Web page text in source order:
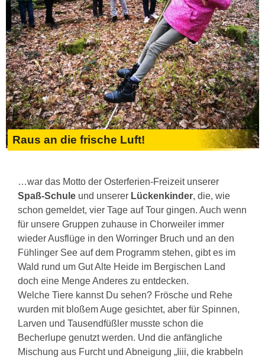
Raus an die frische Luft!
…war das Motto der Osterferien-Freizeit unserer
Spaß-Schule und unserer Lückenkinder, die, wie
schon gemeldet, vier Tage auf Tour gingen. Auch wenn
für unsere Gruppen zuhause in Chorweiler immer
wieder Ausflüge in den Worringer Bruch und an den
Fühlinger See auf dem Programm stehen, gibt es im
Wald rund um Gut Alte Heide im Bergischen Land
doch eine Menge Anderes zu entdecken.
Welche Tiere kannst Du sehen? Frösche und Rehe
wurden mit bloßem Auge gesichtet, aber für Spinnen,
Larven und Tausendfüßler musste schon die
Becherlupe genutzt werden. Und die anfängliche
Mischung aus Furcht und Abneigung „Iiii, die krabbeln